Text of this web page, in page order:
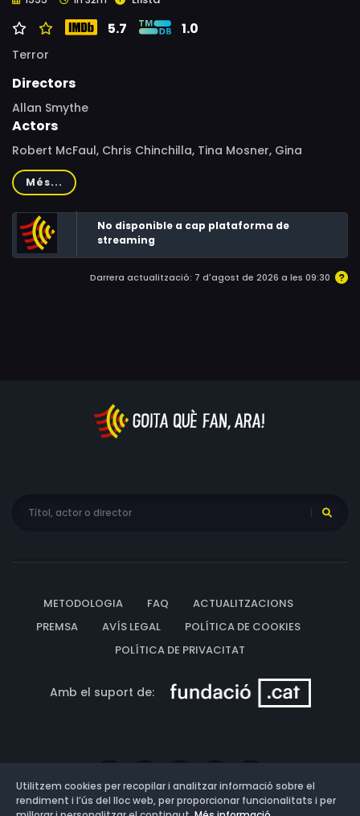
5.7 1.0
Terror
Directors
Allan Smythe
Actors
Robert McFaul, Chris Chinchilla, Tina Mosner, Gina
Brunton
Més...
No disponible a cap plataforma de
streaming
Darrera actualització: 7 d'agost de 2026 a les 09:30
METODOLOGIA FAQ
ACTUALITZACIONS
PREMSA
AVÍS LEGAL
POLÍTICA DE COOKIES
POLÍTICA DE PRIVACITAT
Amb el suport de:
Utilitzem cookies per recopilar i analitzar informació sobre el
rendiment i l’ús del lloc web, per proporcionar funcionalitats i per